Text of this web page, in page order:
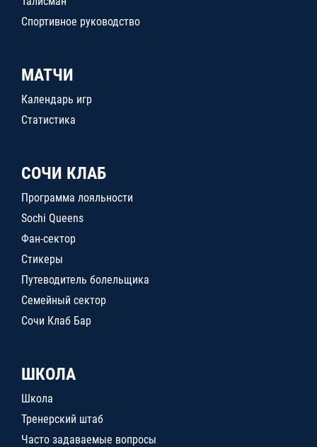
Спортивное руководство
МАТЧИ
Календарь игр
Статистика
СОЧИ КЛАБ
Программа лояльности
Sochi Queens
Фан-сектор
Стикеры
Путеводитель болельщика
Семейный сектор
Сочи Клаб Бар
ШКОЛА
Школа
Тренерский штаб
Часто задаваемые вопросы